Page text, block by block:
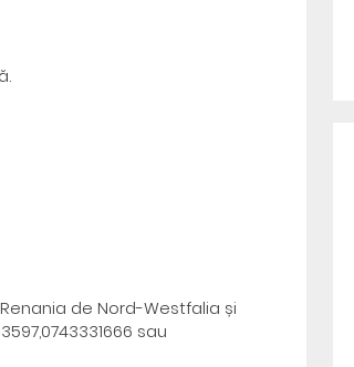
de Nord-Westfalia și
sau